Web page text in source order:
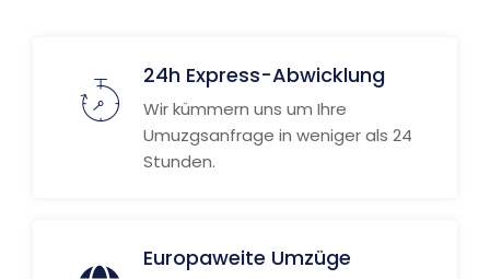
24h Express-Abwicklung
Wir kümmern uns um Ihre
Umuzgsanfrage in weniger als 24
Stunden.
Europaweite Umzüge